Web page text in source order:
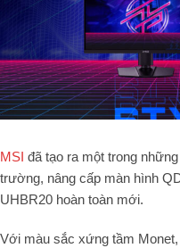
MSI đã tạo ra một trong
trường, nâng cấp màn hình
UHBR20 hoàn toàn mới.
Với màu sắc xứng tầm